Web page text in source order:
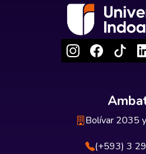
Bolívar 2035
(+593) 3